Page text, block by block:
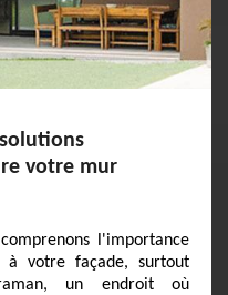
votre mur
l'importance
votre façade, surtout
un endroit où